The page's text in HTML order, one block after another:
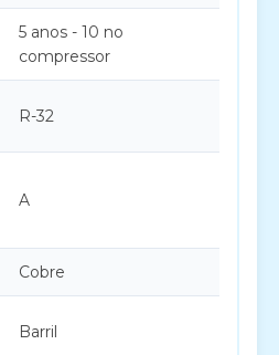
5 anos - 10 no
compressor
R-32
A
Cobre
Barril